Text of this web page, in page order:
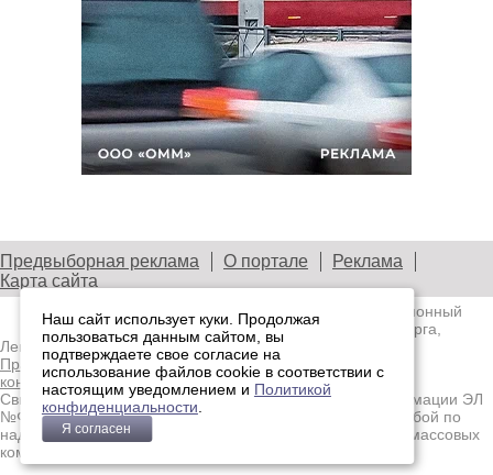
Предвыборная реклама О портале
Реклама
Карта сайта
Лениздат.Ру
— информационный
портал медиасообщества Санкт-Петербурга,
Ленобласти и Северо-Западного региона.
Правила использования содержания сайта.
конфиденциальности.
Свидетельство о регистрации средства массовой информации ЭЛ
№ФС77-91046, выданное 10.03.2026 Федеральной службой по
надзору в сфере связи, информационных технологий и массовых
коммуникаций (Роскомнадзор)
Наш сайт использует куки. Продолжая
пользоваться данным сайтом, вы
подтверждаете свое согласие на
использование файлов cookie в соответствии с
настоящим уведомлением и Политикой
конфиденциальности
Я согласен